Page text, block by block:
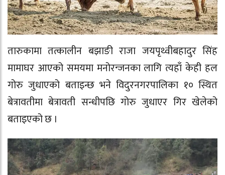
तारुकामा तत्कालीन बझाङी राजा जयपृथ्वीबहादुर सिंह
मामाघर आएको समयमा मनोरन्जनका लागि त्यहाँ केही हल
गोरु जुधाएको बताइन्छ भने विदुरनगरपालिका १० स्थित
बेत्रावतीमा बेत्रावती सन्धीपछि गोरु जुधाएर गिर खेलेको
बताइएको छ ।